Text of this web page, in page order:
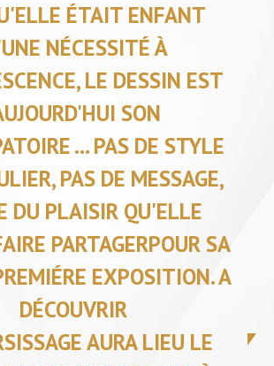
ÉTAIT ENFANT
NÉCESSITÉ À
LE DESSIN EST
SON
... PAS DE STYLE
PAS DE MESSAGE,
DU PLAISIR QU'ELLE
PARTAGERPOUR SA
EXPOSITION. A
DÉCOUVRIR
AURA LIEU LE